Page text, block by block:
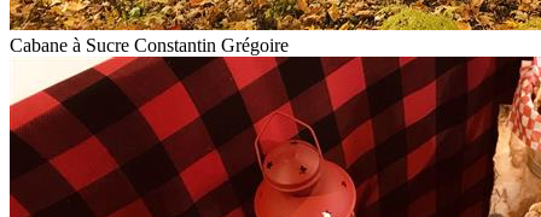
Cabane à Sucre Constantin Grégoire